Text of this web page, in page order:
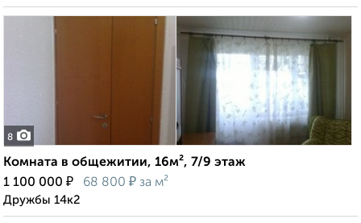
8
Комната в общежитии, 16м², 7/9 этаж
1 100 000 ₽ 68 800 ₽ за м²
Дружбы 14к2